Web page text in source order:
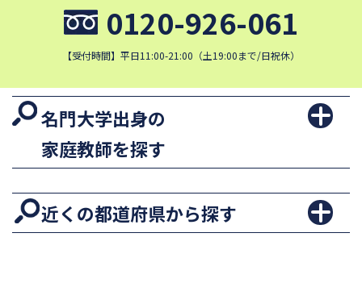
0120-926-061
【受付時間】平日11:00-21:00（土19:00まで/日祝休）
名門大学出身の
家庭教師を探す
近くの都道府県から探す